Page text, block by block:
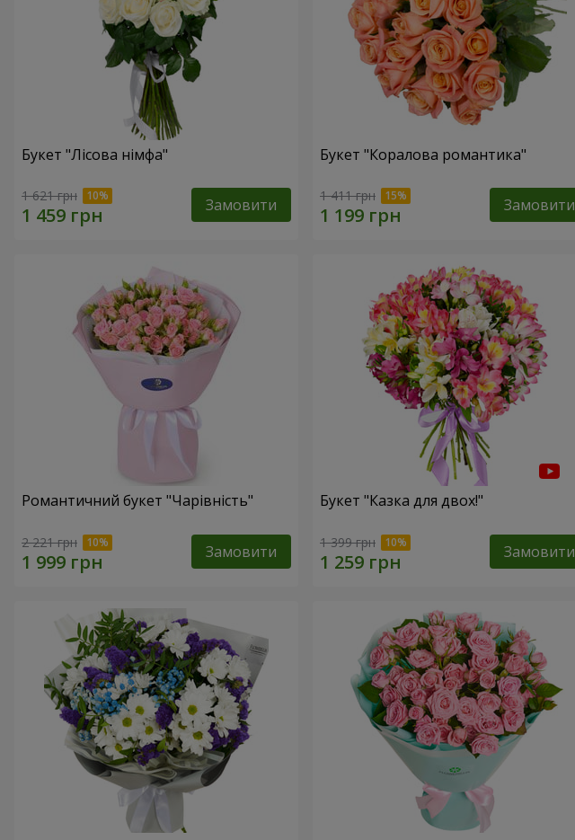
Букет "Лісова німфа"
1 621 грн Замовити
Букет "Коралова романтика"
1 411 грн Замовити
Романтичний букет "Чарівність"
2 221 грн Замовити
Букет "Казка для двох!"
1 399 грн Замовити